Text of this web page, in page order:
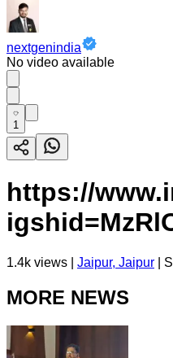
nextgenindia
No video available
1
https://
1.4k views | Jaipur, Jaipur
MORE NEWS